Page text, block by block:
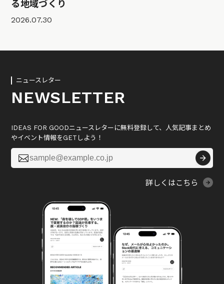
る地域づくり
2026.07.30
ニュースレター
NEWSLETTER
IDEAS FOR GOODニュースレターに無料登録して、人気記事まとめ
やイベント情報をGETしよう！

詳しくはこちら